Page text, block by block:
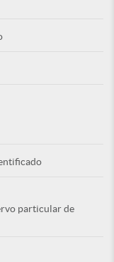
particular de